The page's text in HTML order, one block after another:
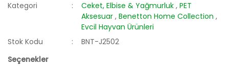
Kategori Ceket, Elbise & Yağmurluk ,PET
Aksesuar ,Benetton Home Collection ,
Evcil Hayvan Ürünleri
Stok Kodu
BNT-J2502
Seçenekler